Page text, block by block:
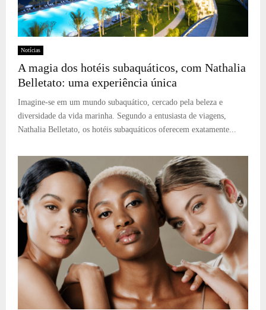
Notícias
A magia dos hotéis subaquáticos, com Nathalia
Belletato: uma experiência única
Imagine-se em um mundo subaquático, cercado pela beleza e
diversidade da vida marinha. Segundo a entusiasta de viagens,
Nathalia Belletato, os hotéis subaquáticos oferecem exatamente...